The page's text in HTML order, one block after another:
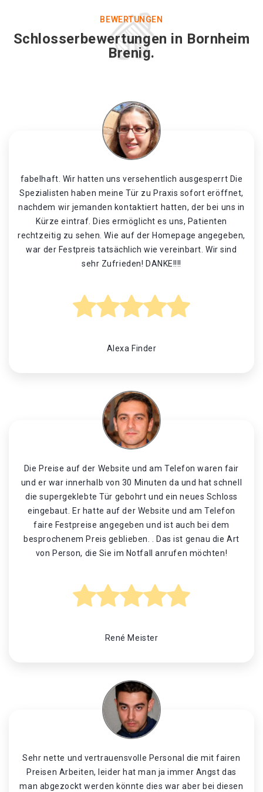
BEWERTUNGEN
Schlosserbewertungen in Bornheim
Brenig.
fabelhaft. Wir hatten uns versehentlich ausgesperrt Die
Spezialisten haben meine Tür zu Praxis sofort eröffnet,
nachdem wir jemanden kontaktiert hatten, der bei uns in
Kürze eintraf. Dies ermöglicht es uns, Patienten
rechtzeitig zu sehen. Wie auf der Homepage angegeben,
war der Festpreis tatsächlich wie vereinbart. Wir sind
sehr Zufrieden! DANKE!!!!
Alexa Finder
Die Preise auf der Website und am Telefon waren fair
und er war innerhalb von 30 Minuten da und hat schnell
die supergeklebte Tür gebohrt und ein neues Schloss
eingebaut. Er hatte auf der Website und am Telefon
faire Festpreise angegeben und ist auch bei dem
besprochenem Preis geblieben. . Das ist genau die Art
von Person, die Sie im Notfall anrufen möchten!
René Meister
Sehr nette und vertrauensvolle Personal die mit fairen
Preisen Arbeiten, leider hat man ja immer Angst das
man abgezockt werden könnte dies war aber bei diesen